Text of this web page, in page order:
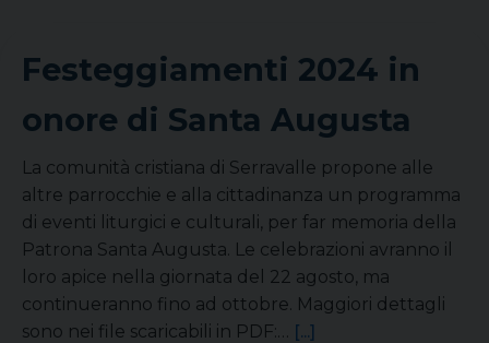
Festeggiamenti 2024 in
onore di Santa Augusta
La comunità cristiana di Serravalle propone alle
altre parrocchie e alla cittadinanza un programma
di eventi liturgici e culturali, per far memoria della
Patrona Santa Augusta. Le celebrazioni avranno il
loro apice nella giornata del 22 agosto, ma
continueranno fino ad ottobre. Maggiori dettagli
sono nei file scaricabili in PDF:… [...]